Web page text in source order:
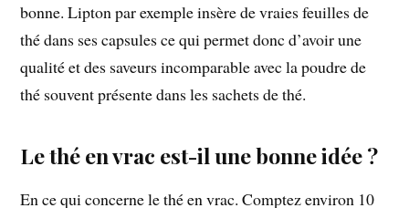
bonne. Lipton par exemple insère de vraies feuilles de
thé dans ses capsules ce qui permet donc d’avoir une
qualité et des saveurs incomparable avec la poudre de
thé souvent présente dans les sachets de thé.
Le thé en vrac est-il une bonne idée ?
En ce qui concerne le thé en vrac. Comptez environ 10